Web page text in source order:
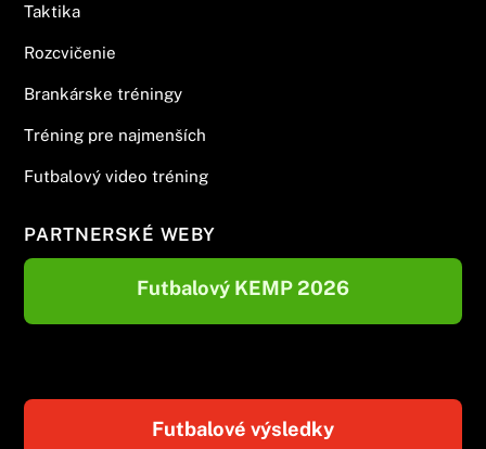
Taktika
Rozcvičenie
Brankárske tréningy
Tréning pre najmenších
Futbalový video tréning
PARTNERSKÉ WEBY
Futbalový KEMP 2026
Futbalové výsledky